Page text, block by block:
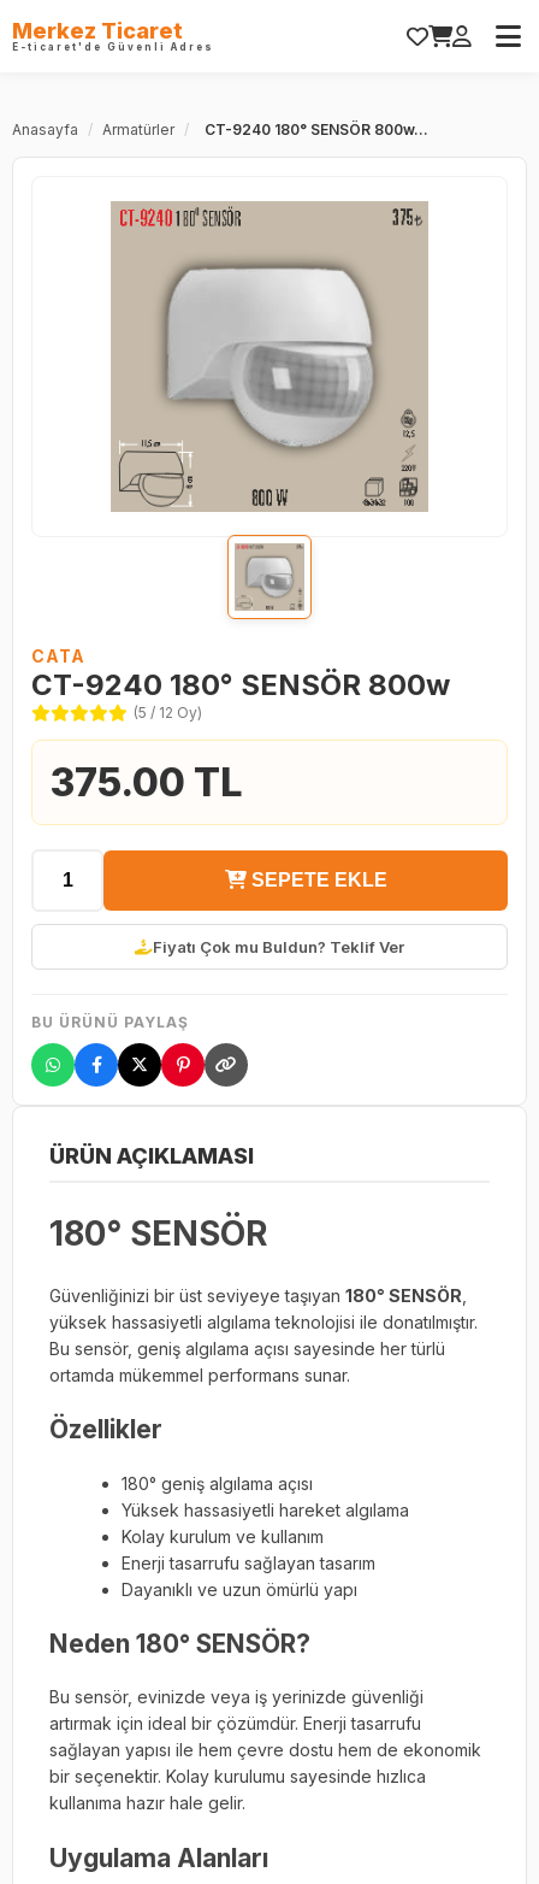
Merkez Ticaret
E-ticaret'de Güvenli Adres
Anasayfa / Armatürler / CT-9240 180° SENSÖR 800w...
CATA
CT-9240 180° SENSÖR 800w
(5 / 12 Oy)
375.00 TL
SEPETE EKLE
Fiyatı Çok mu Buldun? Teklif Ver
BU ÜRÜNÜ PAYLAŞ
ÜRÜN AÇIKLAMASI
180° SENSÖR
Güvenliğinizi bir üst seviyeye taşıyan 180° SENSÖR
yüksek hassasiyetli algılama teknolojisi ile donatılmıştır.
Bu sensör, geniş algılama açısı sayesinde her türlü
ortamda mükemmel performans sunar.
Özellikler
180° geniş algılama açısı
Yüksek hassasiyetli hareket algılama
Kolay kurulum ve kullanım
Enerji tasarrufu sağlayan tasarım
Dayanıklı ve uzun ömürlü yapı
Neden 180° SENSÖR?
Bu sensör, evinizde veya iş yerinizde güvenliği
artırmak için ideal bir çözümdür. Enerji tasarrufu
sağlayan yapısı ile hem çevre dostu hem de ekonomik
bir seçenektir. Kolay kurulumu sayesinde hızlıca
kullanıma hazır hale gelir.
Uygulama Alanları